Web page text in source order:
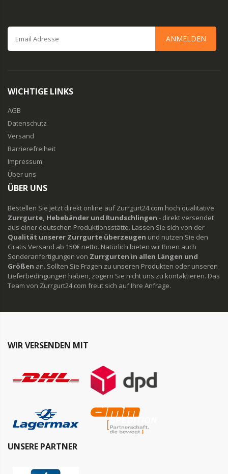
ANMELDEN
WICHTIGE LINKS
AGB
Datenschutz
Versand
Barrierefreiheit
Impressum
Über uns
ÜBER UNS
Bestellen Sie jetzt direkt online auf Zurrgurt24.com hoch qualitative
Zurrgurte, Hebebänder und Rundschlingen - direkt versendet
aus einer deutschen Produktionsstätte. Lassen Sie sich von der
Qualität unserer Zurrgurte überzeugen und nutzen Sie den
Gratis Versand ab 150€ netto. Natürlich bieten wir Ihnen auch
Sonderanfertigungen von Zurrgurten in allen Längen und
Größen an. Sollten Sie Fragen zu unseren Produkten oder unseren
Lieferbedingungen haben, zögern Sie nicht uns zu kontaktieren. Das
Team von Zurrgurt24.com freut sich auf Ihre Anfrage.
WIR VERSENDEN MIT
UNSERE PARTNER